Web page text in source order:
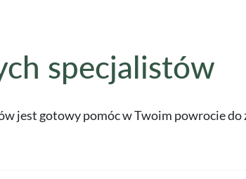
specjalistów
jest gotowy pomóc w Twoim powrocie do